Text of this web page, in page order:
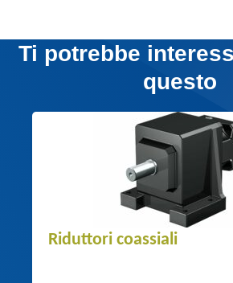
Ti potrebbe
questo
Riduttori coassiali